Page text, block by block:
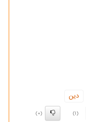
دین
(1)
(0)